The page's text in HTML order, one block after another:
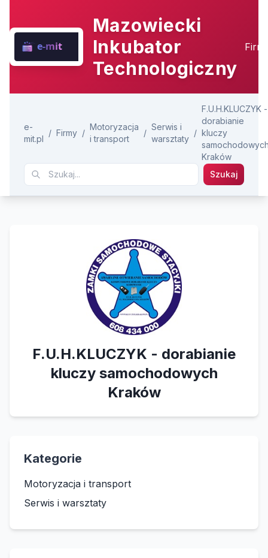
Mazowiecki
Inkubator
Technologiczny
e-
mit.pl
/ Firmy /
Motoryzacja
i transport
/
Serwis i
warsztaty
/
F.U.H.KLUCZYK -
dorabianie
kluczy
Kraków
Szukaj
F.U.H.KLUCZYK - dorabianie
kluczy samochodowych
Kraków
Kategorie
Motoryzacja i transport
Serwis i warsztaty